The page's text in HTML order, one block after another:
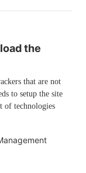
the
that are not
to setup the site
of technologies